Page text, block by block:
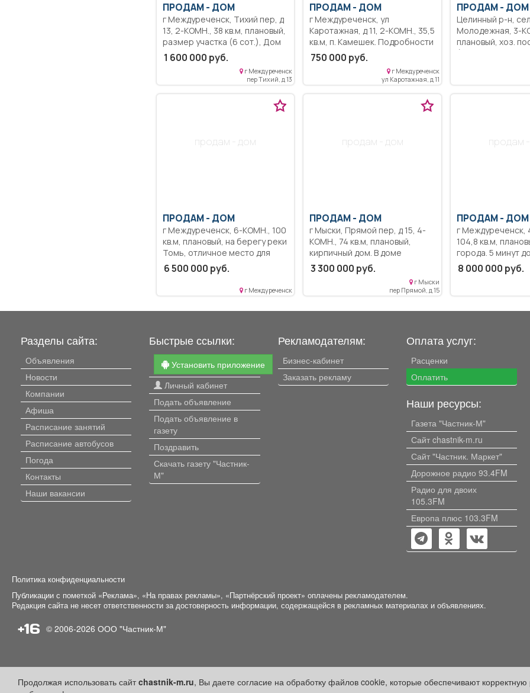
ПРОДАМ - ДОМ
г Междуреченск, Тихий пер, д
13, 2-КОМН., 38 кв.м, плановый,
размер участка (6 сот.), Дом
требует ремонта.
1 600 000 руб.
г Междуреченск
пер Тихий, д 13
ПРОДАМ - ДОМ
г Междуреченск, ул
Каротажная, д 11, 2-КОМН., 35,5
кв.м, п. Камешек. Подробности
при осмотре.
750 000 руб.
г Междуреченск
ул Каротажная, д 11
ПРОДАМ - ДОМ
Целинный р-н,
Молодежная, 3-КОМН., 50 кв.м,
плановый, хоз.
(баня, новый,
насаждения),
(20 сот.),
квартирном
продам - дом
ПРОДАМ - ДОМ
г Междуреченск, 6-КОМН., 100
кв.м, плановый, на берегу реки
Томь, отличное место для
рыбалки, спорта.
6 500 000 руб.
г Междуреченск
продам - дом
ПРОДАМ - ДОМ
г Мыски, Прямой пер, д 15, 4-
КОМН., 74 кв.м, плановый,
киpпичный дом. В домe
имеeтcя водопpoвoд, пeчь c
вoдяным oтoплением по
тpубам. В дoмe зaлитый
бетoнный пoгреб для
xpанения овoщeй и заготовок
дoма есть чердачное
можно сделать жилым. Дом
расположен очень удачно, на
небольшом пригорке, из-за
земельном участке весной
всегда сухо, что очень важно.
земельном участке площадью
участке: баня, капитальный
смотровой ямой, дровяник,
помещения. Имеются посадки:
яблоня, вишня, облепиха,
3 300 000 руб.
г Мыски
пер Прямой, д 15
продам
ПРОДАМ - ДОМ
г Междуреченск, 4-КОМН.,
104,8 кв.м,
города. 5 минут
магазинов, 24
детского сада. 2
спальни на 2
на первом
небольшая
8 000 000 руб.
Продолжая использовать сайтchastnik-m.ru, Вы даете согласие на обработку файлов cookie, которые обеспечивают корректную
Разделы сайта:
Объявления
Новости
Компании
Афиша
Расписание занятий
Расписание автобусов
Погода
Контакты
Наши вакансии
Быстрые ссылки:
Установить приложение
Личный кабинет
Подать объявление
Подать объявление в
газету
Поздравить
Скачать газету "Частник-
М"
Рекламодателям:
Бизнес-кабинет
Заказать рекламу
Оплата услуг:
Расценки
Оплатить
Наши ресурсы:
Газета "Частник-М"
Сайт chastnik-m.ru
Сайт "Частник. Маркет"
Дорожное радио 93.4FM
Радио для двоих
105.3FM
Европа плюс 103.3FM
Политика конфиденциальности
Публикации с пометкой «Реклама», «На правах рекламы», «Партнёрский проект» оплачены рекламодателем.
Редакция сайта не несет ответственности за достоверность информации, содержащейся в рекламных материалах и объявлениях.
+16 © 2006-2026 ООО "Частник-М"